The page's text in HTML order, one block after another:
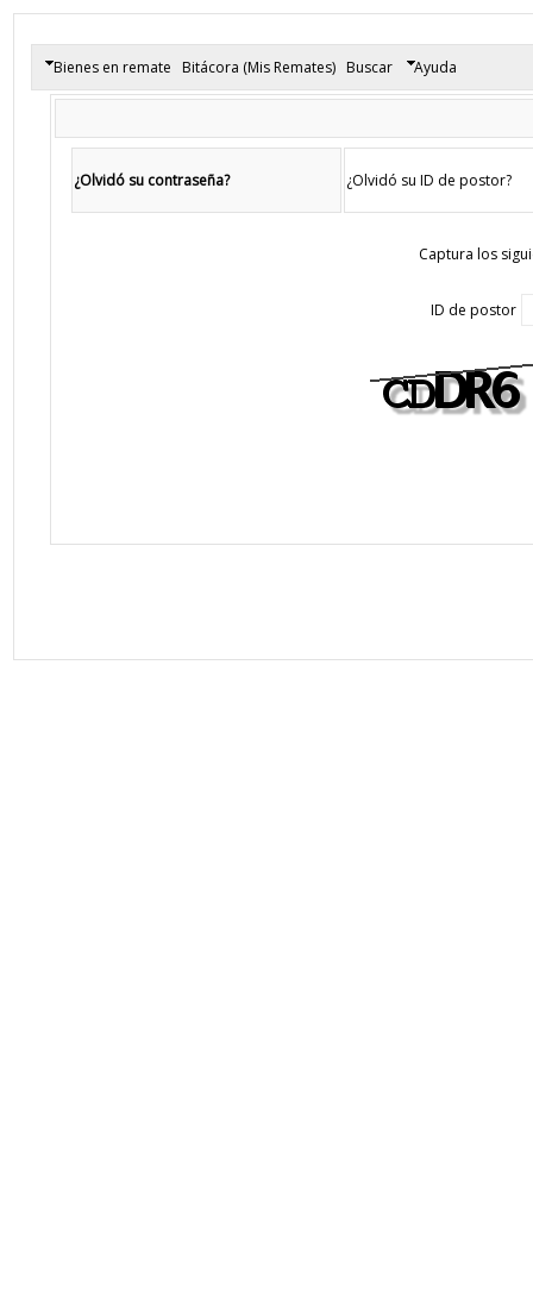
Bienes en remate Bitácora (Mis Remates) Buscar Ayuda
¿Olvidó su contraseña? ¿Olvidó su ID de postor?
Captura los
ID de postor